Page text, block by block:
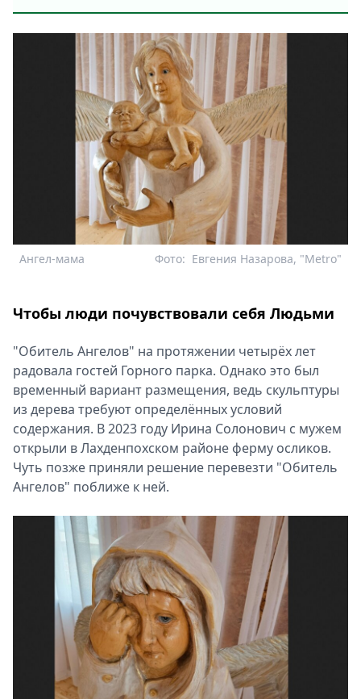
Ангел-мама Евгения Назарова, "Metro"
Фото:
Чтобы люди почувствовали себя Людьми
"Обитель Ангелов" на протяжении четырёх лет
радовала гостей Горного парка. Однако это был
временный вариант размещения, ведь скульптуры
из дерева требуют определённых условий
содержания. В 2023 году Ирина Солонович с мужем
открыли в Лахденпохском районе ферму осликов.
Чуть позже приняли решение перевезти "Обитель
Ангелов" поближе к ней.